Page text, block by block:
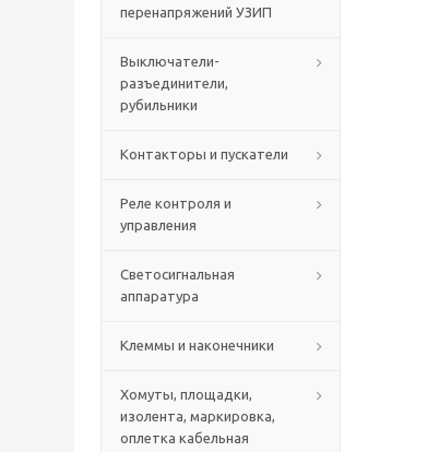
перенапряжений УЗИП
Выключатели-
разъединители,
рубильники
Контакторы и пускатели
Реле контроля и
управления
Светосигнальная
аппаратура
Клеммы и наконечники
Хомуты, площадки,
изолента, маркировка,
оплетка кабельная